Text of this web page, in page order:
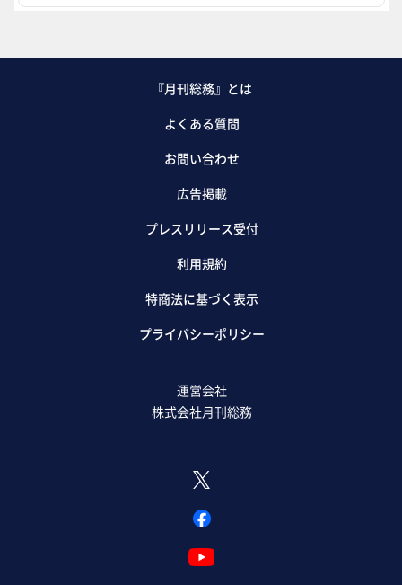
『月刊総務』とは
よくある質問
お問い合わせ
広告掲載
プレスリリース受付
利用規約
特商法に基づく表示
プライバシーポリシー
運営会社
株式会社月刊総務